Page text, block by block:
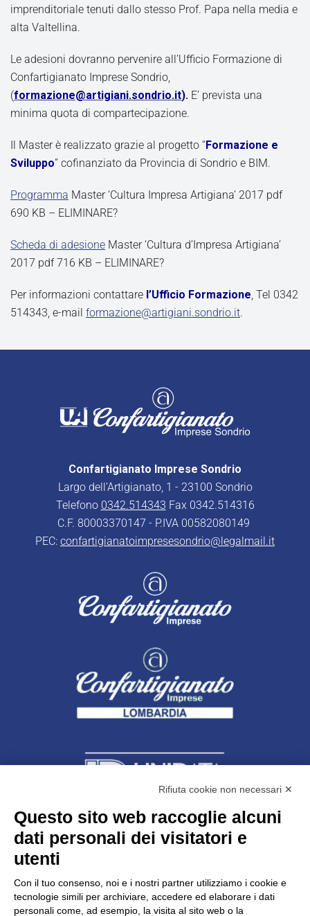
imprenditoriale tenuti dallo stesso Prof. Papa nella media e
alta Valtellina.
Le adesioni dovranno pervenire all’Ufficio Formazione di
Confartigianato Imprese Sondrio,
(formazione@artigiani.sondrio.it). E’ prevista una
minima quota di compartecipazione.
Il Master è realizzato grazie al progetto “Formazione e
Sviluppo” cofinanziato da Provincia di Sondrio e BIM.
Programma Master ‘Cultura Impresa Artigiana’ 2017 pdf
690 KB – ELIMINARE?
Scheda di adesione Master ‘Cultura d’Impresa Artigiana’
2017 pdf 716 KB – ELIMINARE?
Per informazioni contattare l’Ufficio Formazione, Tel 0342
514343, e-mail formazione@artigiani.sondrio.it.
Confartigianato Imprese Sondrio
Largo dell’Artigianato, 1 - 23100 Sondrio
Telefono 0342.514343 Fax 0342.514316
C.F. 80003370147 - P.IVA 00582080149
PEC: confartigianatoimpresesondrio@legalmail.it
Unidata s.r.lcon unico socio
Largo dell’Artigianato, 1 - 23100 Sondrio
C.F. 00481790145 - N.REA SO-36426
PEC: unidata.sondrio@legalmail.it
Rifiuta cookie non necessari ✕
Questo sito web raccoglie alcuni
dati personali dei visitatori e
utenti
Con il tuo consenso, noi e i nostri partner utilizziamo i cookie e
tecnologie simili per archiviare, accedere ed elaborare i dati
personali come, ad esempio, la visita al sito web o la